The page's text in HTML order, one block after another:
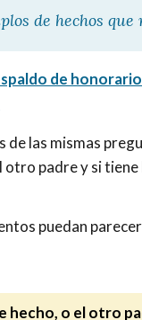
de hechos
de
las mismas
padre y si
puedan
hecho, o el otro